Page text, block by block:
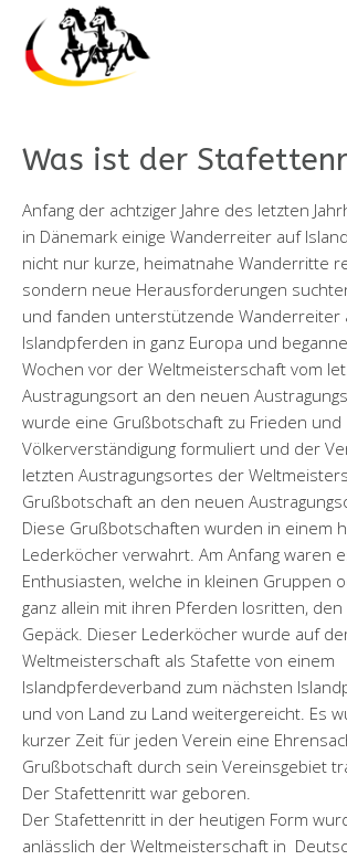
Was ist der
Anfang der achtziger Jahre des letzten
in Dänemark einige Wanderreiter auf
nicht nur kurze, heimatnahe Wanderritte
sondern neue Herausforderungen
und fanden unterstützende Wanderreiter
Islandpferden in ganz Europa und
Wochen vor der Weltmeisterschaft vom
Austragungsort an den neuen
wurde eine Grußbotschaft zu Frieden und
Völkerverständigung formuliert und der
letzten Austragungsortes der
Grußbotschaft an den neuen
Diese Grußbotschaften wurden in einem
Lederköcher verwahrt. Am Anfang waren
Enthusiasten, welche in kleinen Gruppen
ganz allein mit ihren Pferden losritten,
Gepäck. Dieser Lederköcher wurde auf
Weltmeisterschaft als Stafette von einem
Islandpferdeverband zum nächsten
und von Land zu Land weitergereicht. Es
kurzer Zeit für jeden Verein eine
Grußbotschaft durch sein Vereinsgebiet
Der Stafettenritt war geboren.
Der Stafettenritt in der heutigen Form
anlässlich der Weltmeisterschaft in